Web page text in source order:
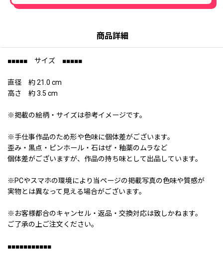
商品詳細
■■■■■ サイズ ■■■■■
直径 約 21.0 cm
高さ 約 3.5 cm
※掲載の絵柄・サイズは参考イメージです。
※手仕事作品のため形や色味に個体差がございます。
歪み・黒点・ピンホール・石はぜ・釉薬のムラなど
個体差がございますが、作品の持ち味として出品しています。
※PCやスマホの環境により当ページの掲載写真の色味や質感が
実物とは異なって見える場合がございます。
※お客様都合のキャンセル・返品・交換対応は致しかねます。
ご了承の上ご注文ください。
■■■■■■■■■■■